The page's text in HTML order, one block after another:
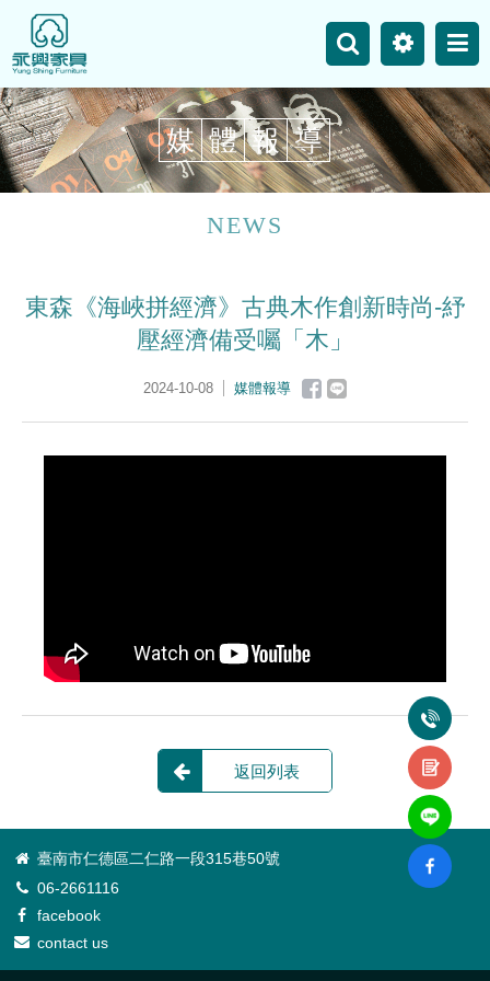
網站地圖
主選單
永興事業
最新消息
聯絡我們
NEWS
媒 體 報 導
東森《海峽拼經濟》古典木作創新時尚-紓
壓經濟備受囑「木」
2024-10-08 媒體報導
返回列表
臺南市仁德區二仁路一段315巷50號
06-2661116
facebook
contact us